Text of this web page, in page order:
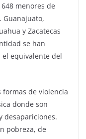
menores de
Guanajuato,
y Zacatecas
se han
el equivalente del
formas de violencia
donde son
desapariciones.
pobreza, de